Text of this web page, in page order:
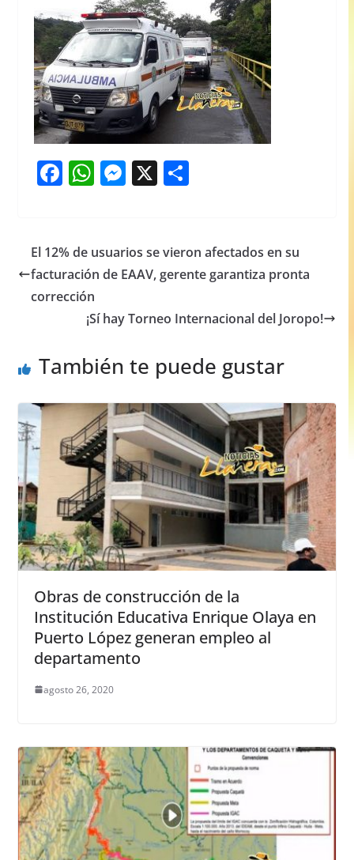
F
e
b
o
W
s
A
p
p
M
e
n
er
X S
e
El 12% de usuarios se vieron afectados en su
facturación de EAAV, gerente garantiza pronta
corrección
¡Sí hay Torneo Internacional del Joropo!
También te puede gustar
Obras de construcción de la
Institución Educativa Enrique Olaya en
Puerto López generan empleo al
departamento
agosto 26, 2020